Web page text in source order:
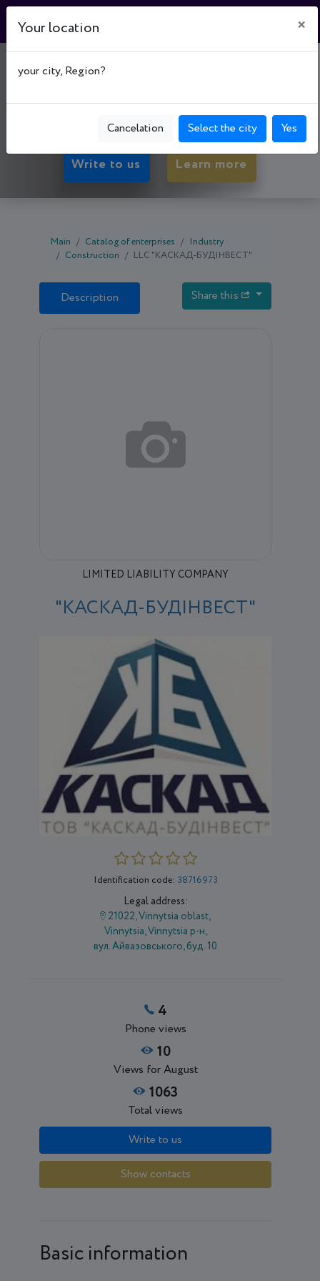
"КАСКАД-БУДІНВЕСТ"
вул. Айвазовського, буд. 10
Write to us Learn more
Main Catalog of enterprises
Industry
Construction
LLC "КАСКАД-БУДІНВЕСТ"
Description Share this
LIMITED LIABILITY COMPANY
"КАСКАД-БУДІНВЕСТ"
Identification code: 38716973
Legal address:
21022, Vinnytsia oblast,
Vіnnytsia, Vinnytsia р-н,
вул. Айвазовського, буд. 10
4
Phone views
10
Views for August
1063
Total views
Write to us
Show contacts
Basic information
Your location ×
your city, Region?
Cancelation Select the city Yes